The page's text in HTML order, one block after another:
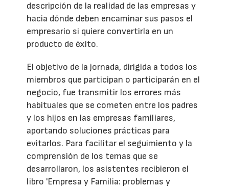
descripción de la realidad de las empresas y
hacia dónde deben encaminar sus pasos el
empresario si quiere convertirla en un
producto de éxito.
El objetivo de la jornada, dirigida a todos los
miembros que participan o participarán en el
negocio, fue transmitir los errores más
habituales que se cometen entre los padres
y los hijos en las empresas familiares,
aportando soluciones prácticas para
evitarlos. Para facilitar el seguimiento y la
comprensión de los temas que se
desarrollaron, los asistentes recibieron el
libro 'Empresa y Familia: problemas y